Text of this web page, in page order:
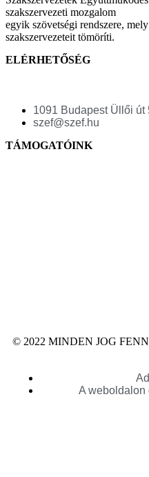
szakszervezeti mozgalom
egyik szövetségi rendszere,
szakszervezeteit tömöríti.
ELÉRHETŐSÉG
1091 Budapest Üllői út
szef@szef.hu
TÁMOGATÓINK
© 2022 MINDEN JOG
A weboldalon